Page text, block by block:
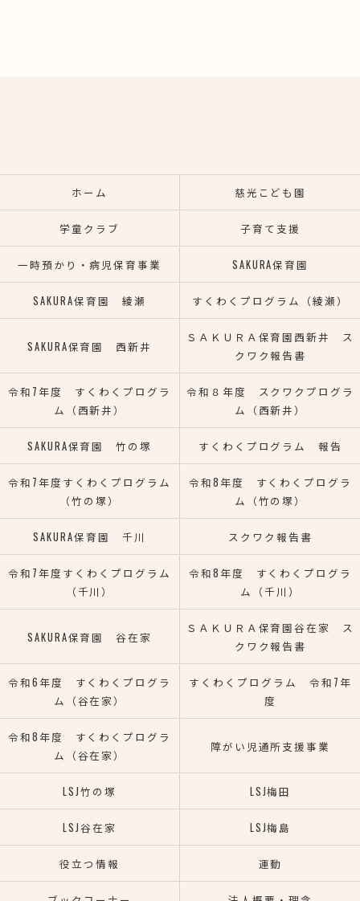
ホーム 慈光こども園
学童クラブ 子育て支援
一時預かり・病児保育事業 SAKURA保育園
SAKURA保育園 綾瀬 すくわくプログラム（綾瀬）
SAKURA保育園 西新井
ＳＡＫＵＲＡ保育園西新井 ス
クワク報告書
令和7年度 すくわくプログラ
ム（西新井）
令和８年度 スクワクプログラ
ム（西新井）
SAKURA保育園 竹の塚 すくわくプログラム 報告
令和7年度すくわくプログラム
（竹の塚）
令和8年度 すくわくプログラ
ム（竹の塚）
SAKURA保育園 千川 スクワク報告書
令和7年度すくわくプログラム
（千川）
令和8年度 すくわくプログラ
ム（千川）
SAKURA保育園 谷在家
ＳＡＫＵＲＡ保育園谷在家 ス
クワク報告書
令和6年度 すくわくプログラ
ム（谷在家）
すくわくプログラム 令和7年
度
令和8年度 すくわくプログラ
ム（谷在家）
障がい児通所支援事業
LSJ竹の塚 LSJ梅田
LSJ谷在家 LSJ梅島
役立つ情報 運動